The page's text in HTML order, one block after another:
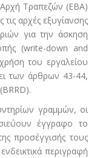
Τραπεζών (EBA)
αρχές εξυγίανσης
για την άσκηση
(write-down and
του εργαλείου
των άρθρων 43-44,
γραμμών, οι
έγγραφο το
προσέγγισής τους
περιγραφή